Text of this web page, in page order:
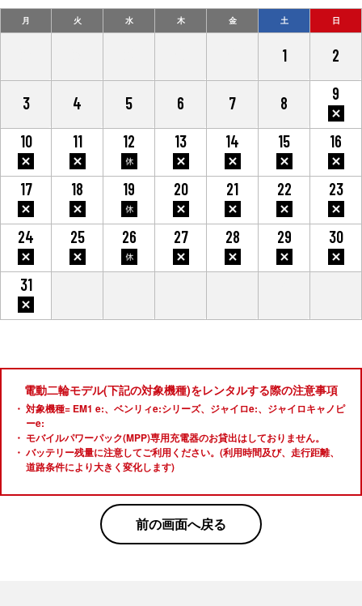
月 火 水 木 金 土 日
1 2
3 4 5 6 7 8
9
10 11 12 13 14 15 16
17 18 19 20 21 22 23
24 25 26 27 28 29 30
31
電動二輪モデル(下記の対象機種)をレンタルする際の注意事項
対象機種= EM1 e:、ベンリィe:シリーズ、ジャイロe:、ジャイロキャノピ
ーe:
モバイルパワーパック(MPP)専用充電器のお貸出はしておりません。
バッテリー残量に注意してご利用ください。(利用時間及び、走行距離、
道路条件により大きく変化します)
前の画面へ戻る